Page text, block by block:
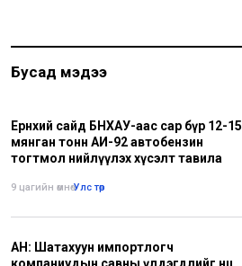
Бусад мэдээ
Ерөнхий сайд БНХАУ-аас сар бүр 12-15
мянган тонн АИ-92 автобензин
тогтмол нийлүүлэх хүсэлт тавила
9 цагийн өмнө•Улс төр
АН: Шатахуун импортлогч